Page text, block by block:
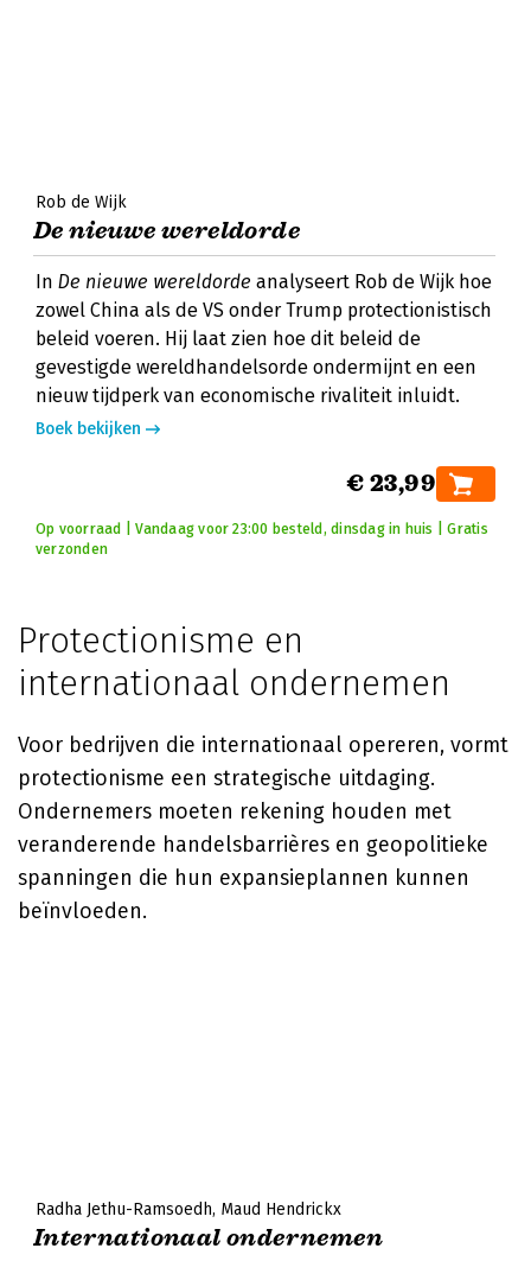
Rob de Wijk
De nieuwe wereldorde
In De nieuwe wereldorde analyseert Rob de Wijk hoe
zowel China als de VS onder Trump protectionistisch
beleid voeren. Hij laat zien hoe dit beleid de
gevestigde wereldhandelsorde ondermijnt en een
nieuw tijdperk van economische rivaliteit inluidt.
Boek bekijken
€ 23,99
Op voorraad | Vandaag voor 23:00 besteld, dinsdag in huis | Gratis
verzonden
Protectionisme en
internationaal ondernemen
Voor bedrijven die internationaal opereren, vormt
protectionisme een strategische uitdaging.
Ondernemers moeten rekening houden met
veranderende handelsbarrières en geopolitieke
spanningen die hun expansieplannen kunnen
beïnvloeden.
Radha Jethu-Ramsoedh Maud Hendrickx
Internationaal ondernemen